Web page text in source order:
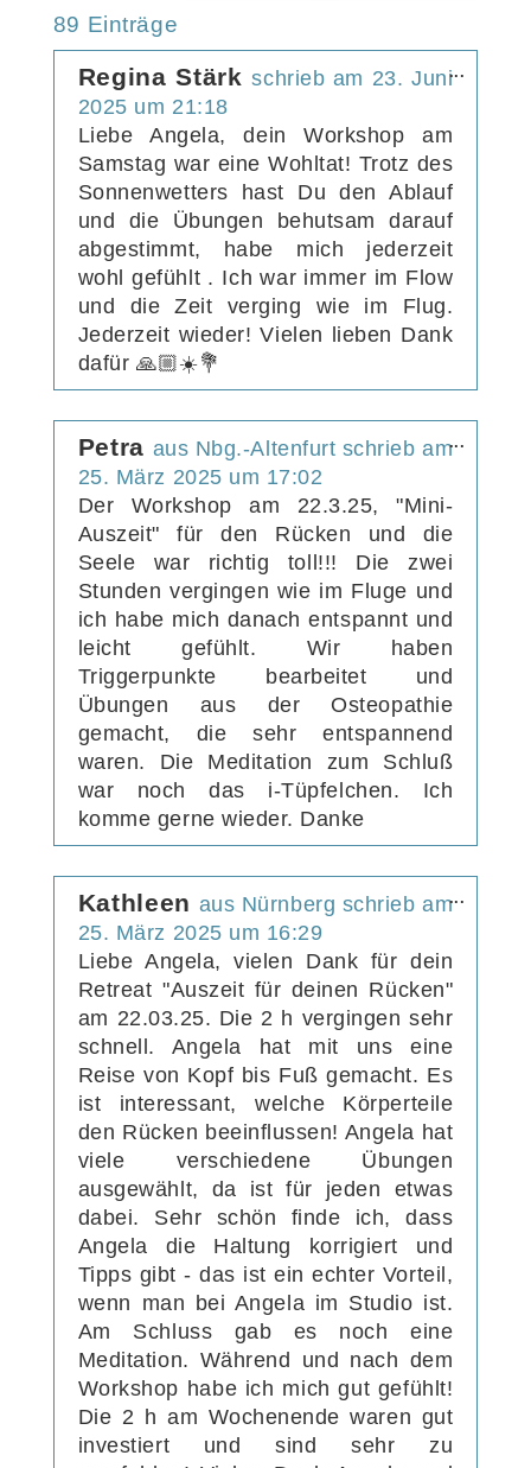
89 Einträge
Regina Stärkschrieb am 23. Juni
2025 um 21:18
Liebe Angela, dein Workshop am
Samstag war eine Wohltat! Trotz des
Sonnenwetters hast Du den Ablauf
und die Übungen behutsam darauf
abgestimmt, habe mich jederzeit
wohl gefühlt . Ich war immer im Flow
und die Zeit verging wie im Flug.
Jederzeit wieder! Vielen lieben Dank
dafür 🙏🏼☀️💐
...
Petra aus Nbg.-Altenfurt schrieb am
25. März 2025 um 17:02
Der Workshop am 22.3.25, "Mini-
Auszeit" für den Rücken und die
Seele war richtig toll!!! Die zwei
Stunden vergingen wie im Fluge und
ich habe mich danach entspannt und
leicht gefühlt. Wir haben
Triggerpunkte bearbeitet und
Übungen aus der Osteopathie
gemacht, die sehr entspannend
waren. Die Meditation zum Schluß
war noch das i-Tüpfelchen. Ich
komme gerne wieder. Danke
...
Kathleen aus Nürnberg schrieb am
25. März 2025 um 16:29
Liebe Angela, vielen Dank für dein
Retreat "Auszeit für deinen Rücken"
am 22.03.25. Die 2 h vergingen sehr
schnell. Angela hat mit uns eine
Reise von Kopf bis Fuß gemacht. Es
ist interessant, welche Körperteile
den Rücken beeinflussen! Angela hat
viele verschiedene Übungen
ausgewählt, da ist für jeden etwas
dabei. Sehr schön finde ich, dass
Angela die Haltung korrigiert und
Tipps gibt - das ist ein echter Vorteil,
wenn man bei Angela im Studio ist.
Am Schluss gab es noch eine
Meditation. Während und nach dem
Workshop habe ich mich gut gefühlt!
Die 2 h am Wochenende waren gut
investiert und sind sehr zu
...